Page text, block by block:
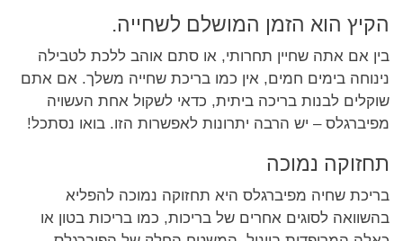
הקיץ הוא הזמן המושלם לשחייה.
בין אם אתה שחיין תחרותי, או סתם אוהב ללכת לטבילה
נינוחה בימים חמים, אין כמו בריכת שחייה משלך. אם אתם
שוקלים לבנות בריכה ביתית, כדאי לשקול אחת העשויה
מפיברגלס – יש הרבה יתרונות לאפשרות הזו. בואו נסתכל!
תחזוקה נמוכה
בריכת שחיה מפיברגלס היא תחזוקה נמוכה להפליא
בהשוואה לסוגים אחרים של בריכות, כמו בריכות בטון או